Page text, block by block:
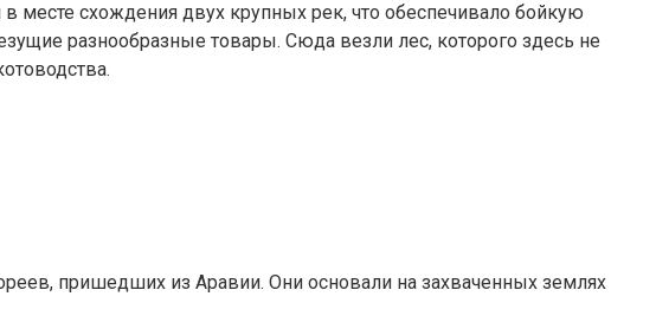
месте схождения двух крупных рек, что обеспечивало бойкую
разнообразные товары. Сюда везли лес, которого здесь не
пришедших из Аравии. Они основали на захваченных землях